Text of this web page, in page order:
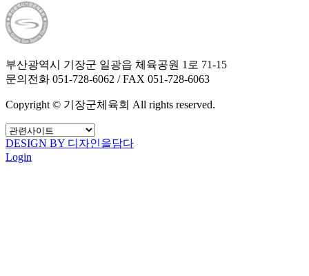
부산광역시 기장군 일광읍 체육공원 1로 71-15
문의전화 051-728-6062 / FAX 051-728-6063
Copyright © 기장군체육회 All rights reserved.
DESIGN BY 디자인을담다
Login